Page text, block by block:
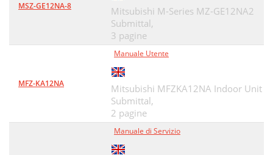
MSZ-GE12NA-8
Mitsubishi M-Series MZ-GE12NA2
Submittal,
3 pagine
MFZ-KA12NA
Manuale Utente
Mitsubishi MFZKA12NA Indoor Unit
Submittal,
2 pagine
Manuale di Servizio